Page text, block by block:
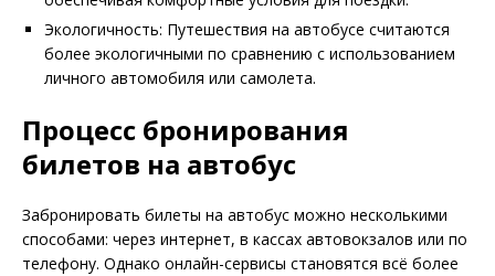
Экологичность: Путешествия на автобусе считаются
более экологичными по сравнению с использованием
личного автомобиля или самолета.
Процесс бронирования
билетов на автобус
Забронировать билеты на автобус можно несколькими
способами: через интернет, в кассах автовокзалов или по
телефону. Однако онлайн-сервисы становятся всё более